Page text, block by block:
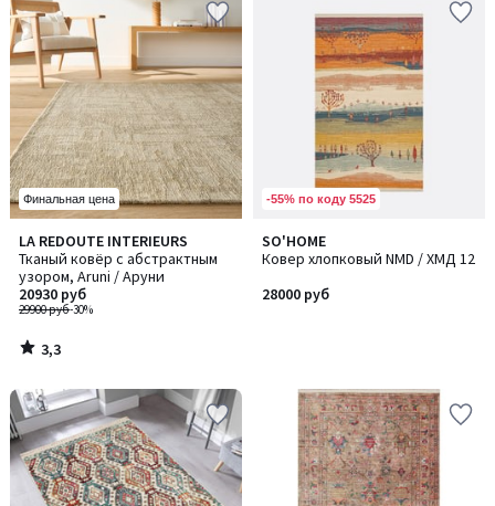
Финальная цена
LA REDOUTE INTERIEURS
Тканый ковёр с абстрактным
узором, Aruni / Аруни
29900 руб-30%
20930 руб
3,3
/ 5
3,3
/
-55% по коду 5525
SO'HOME
Ковер хлопковый NMD / ХМД 12
28000 руб